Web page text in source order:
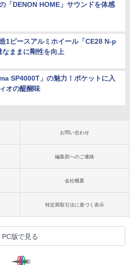
「DENON HOME」サウンドを体感
1ピースアルミホイール「CE28 N-p
ままに剛性を向上
SP4000T」の魅力！ポケットに入
オの醍醐味
お問い合わせ
編集部へのご連絡
会社概要
特定商取引法に基づく表示
PC版で見る